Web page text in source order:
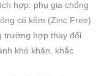
hợp: phụ gia chống
có kẽm (Zinc Free)
trường hợp thay đổi
khó khăn, khắc